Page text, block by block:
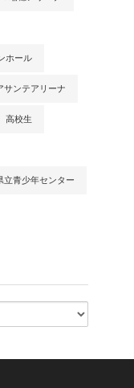
ホール
ンテアリーナ
高校生
立青少年センター